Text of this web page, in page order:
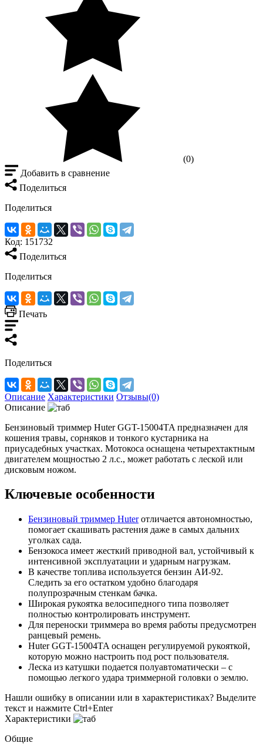
(0)
Добавить в сравнение
Поделиться
Поделиться
Код: 151732
Поделиться
Поделиться
Печать
Поделиться
Описание Характеристики Отзывы(0)
Описание
Бензиновый триммер Huter GGT-15004TA предназначен для
кошения травы, сорняков и тонкого кустарника на
приусадебных участках. Мотокоса оснащена четырехтактным
двигателем мощностью 2 л.с., может работать с леской или
дисковым ножом.
Ключевые особенности
Бензиновый триммер Huterотличается автономностью,
помогает скашивать растения даже в самых дальних
уголках сада.
Бензокоса имеет жесткий приводной вал, устойчивый к
интенсивной эксплуатации и ударным нагрузкам.
В качестве топлива используется бензин АИ-92.
Следить за его остатком удобно благодаря
полупрозрачным стенкам бачка.
Широкая рукоятка велосипедного типа позволяет
полностью контролировать инструмент.
Для переноски триммера во время работы предусмотрен
ранцевый ремень.
Huter GGT-15004TA оснащен регулируемой рукояткой,
которую можно настроить под рост пользователя.
Леска из катушки подается полуавтоматически – с
помощью легкого удара триммерной головки о землю.
Нашли ошибку в описании или в характеристиках? Выделите
текст и нажмите Ctrl+Enter
Характеристики
Общие